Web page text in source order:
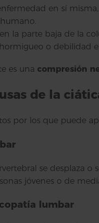
en sí
la parte baja de la
o debilidad
es una compresión
de la
por los que puede
se desplaza o
jóvenes o de
lumbar